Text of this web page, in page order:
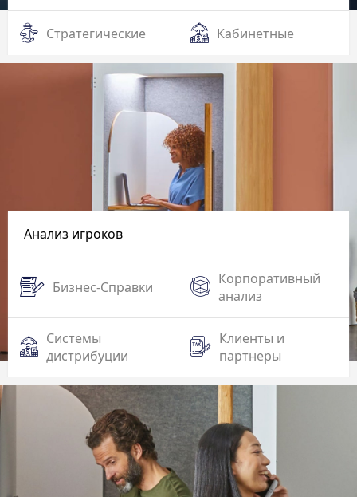
Стратегические Кабинетные
Анализ игроков
Бизнес-Справки
Корпоративный
анализ
Системы
дистрибуции
Клиенты и
партнеры